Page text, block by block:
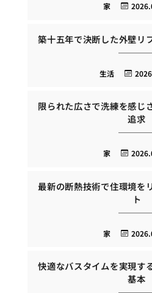
家
築十五年で決断した外壁リ
生活
限られた広さで洗練を感じ
追求
家
最新の断熱技術で住環境を
ト
家
快適なバスタイムを実現す
基本